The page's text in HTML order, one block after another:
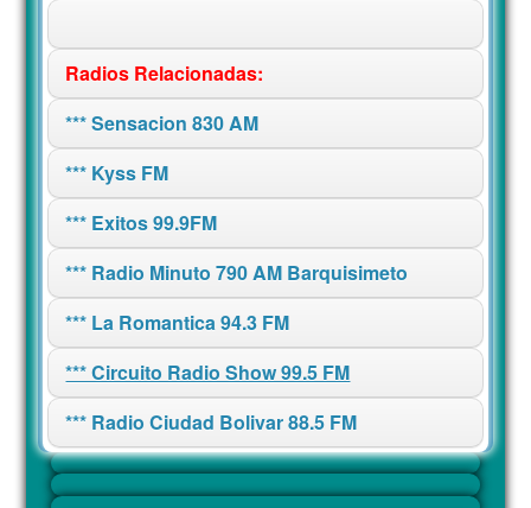
Radios Relacionadas:
*** Sensacion 830 AM
*** Kyss FM
*** Exitos 99.9FM
*** Radio Minuto 790 AM Barquisimeto
*** La Romantica 94.3 FM
*** Circuito Radio Show 99.5 FM
*** Radio Ciudad Bolivar 88.5 FM